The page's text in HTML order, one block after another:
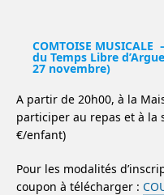
COMTOISE
du Temps Libre
27 novembre)
A partir de 20h00, à la
participer au repas et à la
€/enfant)
Pour les modalités
coupon à télécharger :